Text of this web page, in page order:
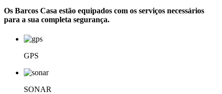
Os Barcos Casa estão equipados com os serviços necessários
para a sua completa segurança.
GPS
SONAR